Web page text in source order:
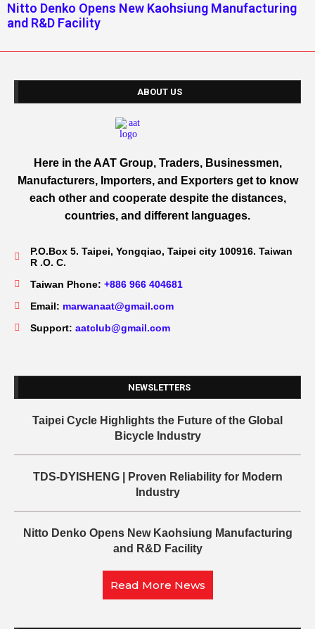
Nitto Denko Opens New Kaohsiung Manufacturing
and R&D Facility
ABOUT US
Here in the AAT Group, Traders, Businessmen,
Manufacturers, Importers, and Exporters get to know
each other and cooperate despite the distances,
countries, and different languages.
P.O.Box 5. Taipei, Yongqiao, Taipei city 100916. Taiwan
R .O. C.
Taiwan Phone: +886 966 404681
Email: marwanaat@gmail.com
Support: aatclub@gmail.com
NEWSLETTERS
Taipei Cycle Highlights the Future of the Global
Bicycle Industry
TDS-DYISHENG | Proven Reliability for Modern
Industry
Nitto Denko Opens New Kaohsiung Manufacturing
and R&D Facility
Read More News